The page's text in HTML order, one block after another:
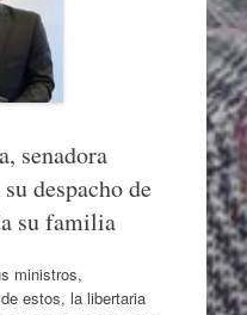
senadora
despacho de
su familia
ministros,
estos, la libertaria